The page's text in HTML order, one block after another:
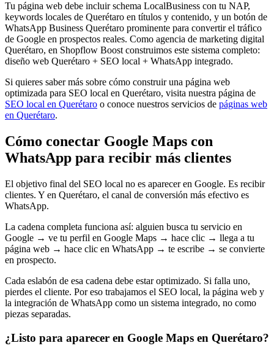
Tu página web debe incluir schema LocalBusiness con tu NAP,
keywords locales de Querétaro en títulos y contenido, y un botón de
WhatsApp Business Querétaro prominente para convertir el tráfico
de Google en prospectos reales. Como agencia de marketing digital
Querétaro, en Shopflow Boost construimos este sistema completo:
diseño web Querétaro + SEO local + WhatsApp integrado.
Si quieres saber más sobre cómo construir una página web
optimizada para SEO local en Querétaro, visita nuestra página de
SEO local en Querétaro o conoce nuestros servicios de páginas web
en Querétaro.
Cómo conectar Google Maps con
WhatsApp para recibir más clientes
El objetivo final del SEO local no es aparecer en Google. Es recibir
clientes. Y en Querétaro, el canal de conversión más efectivo es
WhatsApp.
La cadena completa funciona así: alguien busca tu servicio en
Google → ve tu perfil en Google Maps → hace clic → llega a tu
página web → hace clic en WhatsApp → te escribe → se convierte
en prospecto.
Cada eslabón de esa cadena debe estar optimizado. Si falla uno,
pierdes el cliente. Por eso trabajamos el SEO local, la página web y
la integración de WhatsApp como un sistema integrado, no como
piezas separadas.
¿Listo para aparecer en Google Maps en Querétaro?